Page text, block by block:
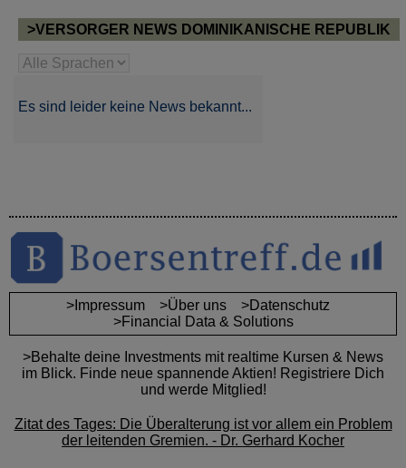
>VERSORGER NEWS DOMINIKANISCHE REPUBLIK
Es sind leider keine News bekannt...
>Impressum >Über uns
>Datenschutz
>Financial Data & Solutions
>Behalte deine Investments mit realtime Kursen & News
im Blick. Finde neue spannende Aktien! Registriere Dich
und werde Mitglied!
Zitat des Tages: Die Überalterung ist vor allem ein Problem
der leitenden Gremien. - Dr. Gerhard Kocher